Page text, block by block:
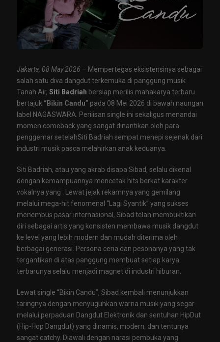
Jakarta, 08 May 2026 – Mempertegas eksistensinya sebagai
salah satu diva dangdut terkemuka di panggung musik
Tanah Air, Siti Badriah bersiap merilis mahakarya terbaru
bertajuk “Bikin Candu” pada 08 Mei 2026 di bawah naungan
label NAGASWARA. Perilisan single ini sekaligus menandai
momen comeback yang sangat dinantikan oleh para
penggemar setelahSiti Badriah sempat menepi sejenak dari
industri musik pasca melahirkan anak keduanya.
Siti Badriah, atau yang akrab disapa Sibad, selalu dikenal
dengan kemampuannya mencetak hits berkat karakter
vokalnya yang . Lewat jejak rekamnya yang gemilang
melalui mega-hit fenomenal “Lagi Syantik” yang sukses
menembus pasar internasional, Sibad telah membuktikan
diri sebagai artis yang konsisten membawa musik dangdut
ke level yang lebih modern dan mudah diterima oleh
berbagai generasi. Persona ceria dan pesonanya yang tak
tergantikan di atas panggung membuat setiap karya
terbarunya selalu menjadi magnet di industri hiburan.
Lewat single “Bikin Candu”, Sibad kembali menunjukkan
taringnya dengan menyuguhkan warna musik yang segar
melalui perpaduan Dangdut Elektronik dan sentuhan HipDut
(Hip-Hop Dangdut) yang dinamis, modern, dan tentunya
sangat catchy. Diawali dengan narasi pembuka yang